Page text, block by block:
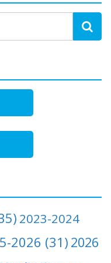
2023-2024
2026 (31) 2026